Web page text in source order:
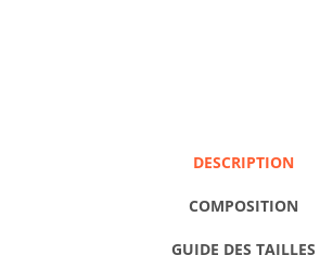
DESCRIPTION
COMPOSITION
GUIDE DES TAILLES